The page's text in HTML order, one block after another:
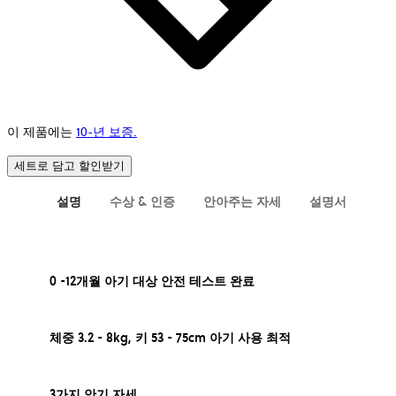
이 제품에는 10-년 보증.
세트로 담고 할인받기
설명 수상 & 인증 안아주는 자세 설명서
0 -12개월 아기 대상 안전 테스트 완료
체중 3.2 - 8kg, 키 53 - 75cm 아기 사용 최적